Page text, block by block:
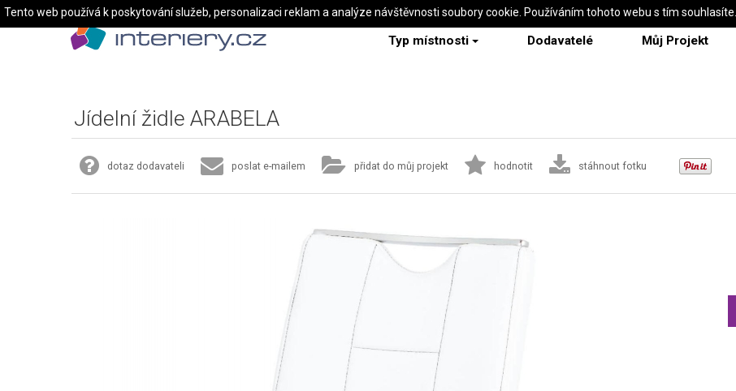
Typ místnosti Dodavatelé Můj Projekt
Jídelní židle ARABELA
dotaz dodavateli poslat e-mailem přidat do můj projekt hodnotit stáhnout fotku
Tento web používá k poskytování služeb, personalizaci reklam a analýze návštěvnosti soubory cookie. Používáním tohoto webu s tím souhlasíte.